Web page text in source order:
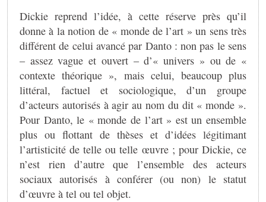
Dickie reprend l’idée, à cette réserve près qu’il
donne à la notion de « monde de l’art » un sens très
différent de celui avancé par Danto : non pas le sens
– assez vague et ouvert – d’« univers » ou de «
contexte théorique », mais celui, beaucoup plus
littéral, factuel et sociologique, d’un groupe
d’acteurs autorisés à agir au nom du dit « monde ».
Pour Danto, le « monde de l’art » est un ensemble
plus ou flottant de thèses et d’idées légitimant
l’artisticité de telle ou telle œuvre ; pour Dickie, ce
n’est rien d’autre que l’ensemble des acteurs
sociaux autorisés à conférer (ou non) le statut
d’œuvre à tel ou tel objet.